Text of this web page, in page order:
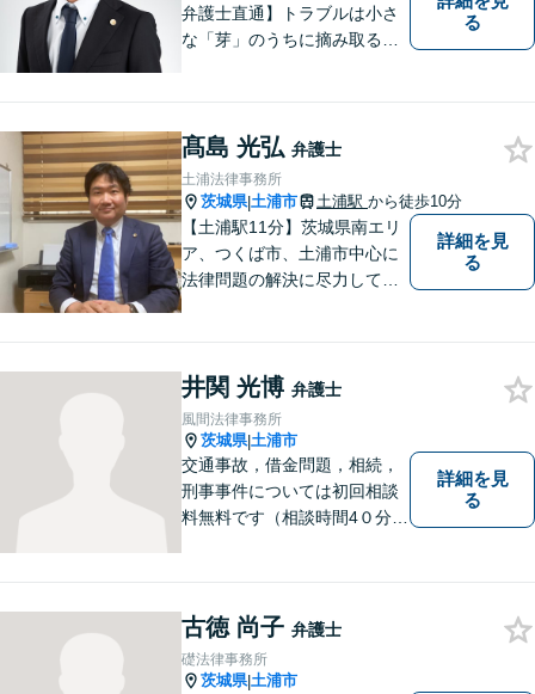
弁護士直通】トラブルは小さ
な「芽」のうちに摘み取るこ
る
髙島 光弘 弁護士
土浦法律事務所
茨城県|土浦市 土浦駅 から徒歩10分
【土浦駅11分】茨城県南エリ
ア、つくば市、土浦市中心に
法律問題の解決に尽力してお
ら、お気軽にご相談くださ
い。
詳細を見
る
井関 光博 弁護士
風間法律事務所
茨城県|土浦市
交通事故，借金問題，相続，
刑事事件については初回相談
料無料です（相談時間4０分ま
詳細を見
る
古徳 尚子 弁護士
礎法律事務所
茨城県|土浦市